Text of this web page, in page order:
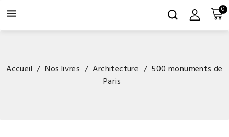
 0
Accueil Nos livres Architecture
500 monuments de
Paris